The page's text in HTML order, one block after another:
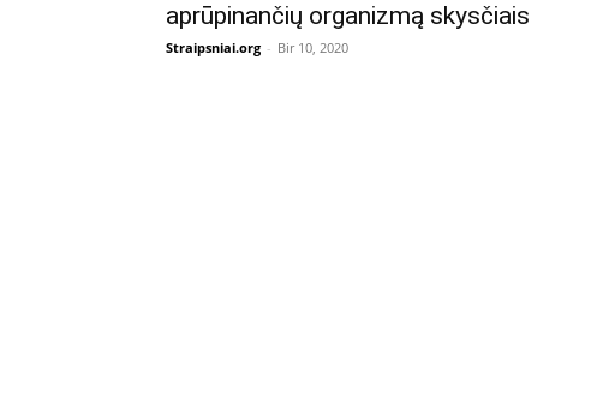
aprūpinančių organizmą skysčiais
Straipsniai.org - Bir 10, 2020